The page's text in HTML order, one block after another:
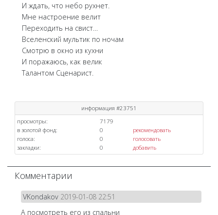
И ждать, что небо рухнет.
Мне настроение велит
Переходить на свист…
Вселенский мультик по ночам
Смотрю в окно из кухни
И поражаюсь, как велик
Талантом Сценарист.
информация #23751
просмотры:
7179
в золотой фонд:
0
рекомендовать
голоса:
0
голосовать
закладки:
0 добавить
Комментарии
VKondakov 2019-01-08 22:51
А посмотреть его из спальни